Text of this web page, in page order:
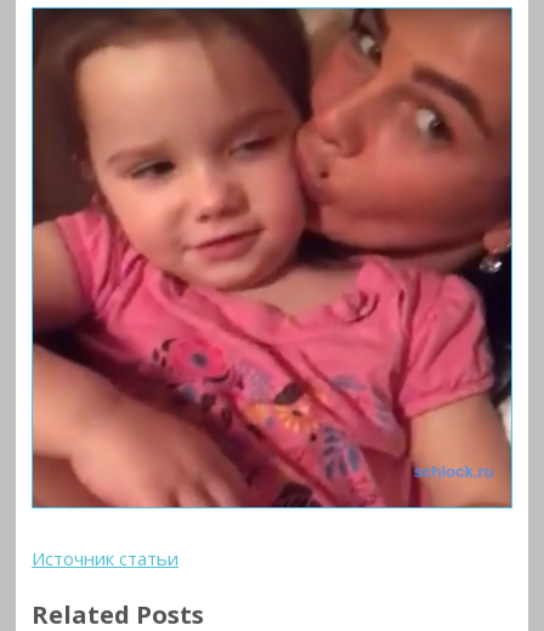
Источник статьи
Related Posts